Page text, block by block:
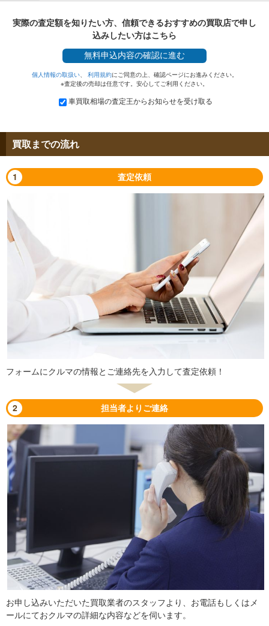
実際の査定額を知りたい方、信頼できるおすすめの買取店で申し
込みしたい方はこちら
無料申込内容の確認に進む
個人情報の取扱い、 利用規約にご同意の上、確認ページにお進みください。
※査定後の売却は任意です。安心してご利用ください。
車買取相場の査定王からお知らせを受け取る
買取までの流れ
1 査定依頼
フォームにクルマの情報とご連絡先を入力して査定依頼！
2 担当者よりご連絡
お申し込みいただいた買取業者のスタッフより、お電話もしくはメ
ールにておクルマの詳細な内容などを伺います。